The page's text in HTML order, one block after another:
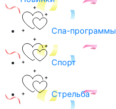
Спа-программы
Спорт
Стрельба